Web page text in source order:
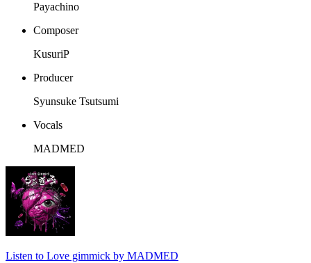
Payachino
Composer
KusuriP
Producer
Syunsuke Tsutsumi
Vocals
MADMED
Listen to Love gimmick by MADMED